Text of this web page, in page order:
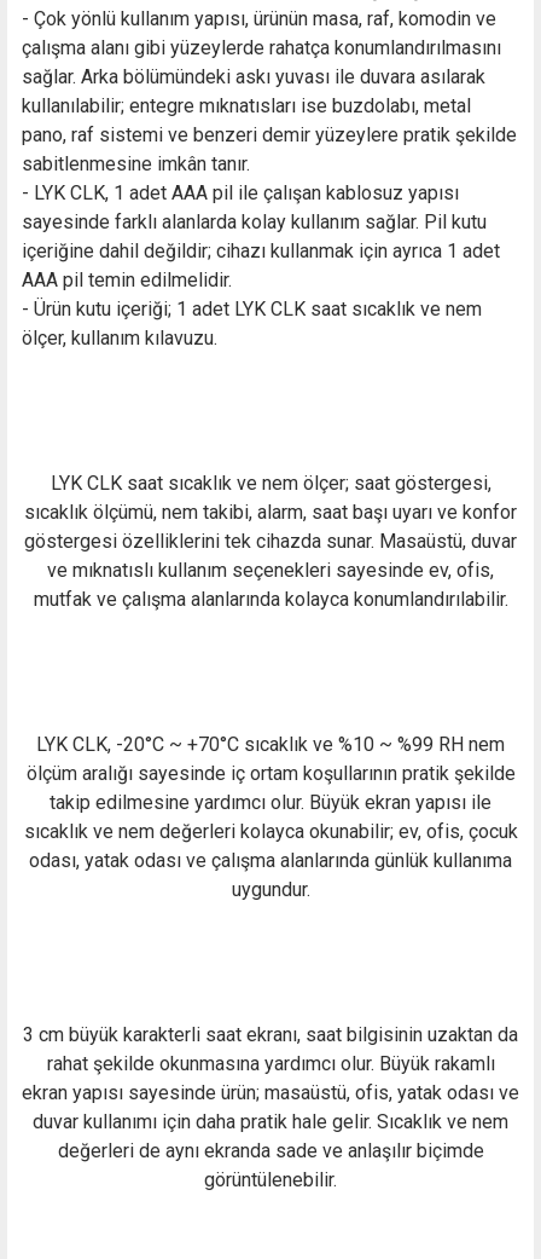
- Çok yönlü kullanım yapısı, ürünün masa, raf, komodin ve
çalışma alanı gibi yüzeylerde rahatça konumlandırılmasını
sağlar. Arka bölümündeki askı yuvası ile duvara asılarak
kullanılabilir; entegre mıknatısları ise buzdolabı, metal
pano, raf sistemi ve benzeri demir yüzeylere pratik şekilde
sabitlenmesine imkân tanır.
- LYK CLK, 1 adet AAA pil ile çalışan kablosuz yapısı
sayesinde farklı alanlarda kolay kullanım sağlar. Pil kutu
içeriğine dahil değildir; cihazı kullanmak için ayrıca 1 adet
AAA pil temin edilmelidir.
- Ürün kutu içeriği; 1 adet LYK CLK saat sıcaklık ve nem
ölçer, kullanım kılavuzu.
LYK CLK saat sıcaklık ve nem ölçer; saat göstergesi,
sıcaklık ölçümü, nem takibi, alarm, saat başı uyarı ve konfor
göstergesi özelliklerini tek cihazda sunar. Masaüstü, duvar
ve mıknatıslı kullanım seçenekleri sayesinde ev, ofis,
mutfak ve çalışma alanlarında kolayca konumlandırılabilir.
LYK CLK, -20°C ~ +70°C sıcaklık ve %10 ~ %99 RH nem
ölçüm aralığı sayesinde iç ortam koşullarının pratik şekilde
takip edilmesine yardımcı olur. Büyük ekran yapısı ile
sıcaklık ve nem değerleri kolayca okunabilir; ev, ofis, çocuk
odası, yatak odası ve çalışma alanlarında günlük kullanıma
uygundur.
3 cm büyük karakterli saat ekranı, saat bilgisinin uzaktan da
rahat şekilde okunmasına yardımcı olur. Büyük rakamlı
ekran yapısı sayesinde ürün; masaüstü, ofis, yatak odası ve
duvar kullanımı için daha pratik hale gelir. Sıcaklık ve nem
değerleri de aynı ekranda sade ve anlaşılır biçimde
görüntülenebilir.